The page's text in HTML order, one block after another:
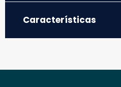
Características